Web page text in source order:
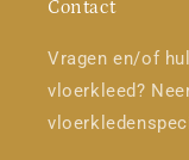
Contact
Vragen en/of
vloerkleed?